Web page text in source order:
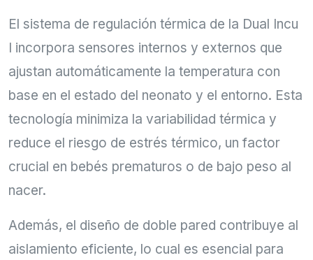
El sistema de regulación térmica de la Dual Incu
I incorpora sensores internos y externos que
ajustan automáticamente la temperatura con
base en el estado del neonato y el entorno. Esta
tecnología minimiza la variabilidad térmica y
reduce el riesgo de estrés térmico, un factor
crucial en bebés prematuros o de bajo peso al
nacer.
Además, el diseño de doble pared contribuye al
aislamiento eficiente, lo cual es esencial para